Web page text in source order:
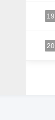
19
20